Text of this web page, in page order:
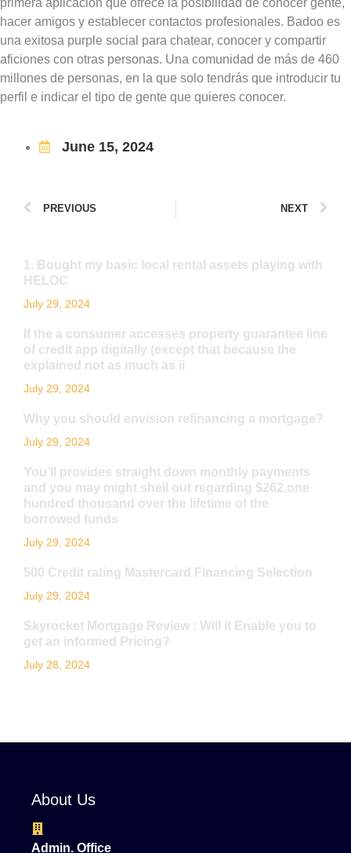
primera aplicación que ofrece la posibilidad de conocer gente,
hacer amigos y establecer contactos profesionales. Badoo es
una exitosa purple social para chatear, conocer y compartir
aficiones con otras personas. Una comunidad de más de 460
millones de personas, en la que solo tendrás que introducir tu
perfil e indicar el tipo de gente que quieres conocer.
June 15, 2024
PREVIOUS NEXT
1. Bought my basic local rental assets playing with
HELOC
July 29, 2024
If the a consumer accesses property guarantee line
of credit app digitally (except that because the
explained not as much as ii
July 29, 2024
Why you should envision refinancing a mortgage?
July 29, 2024
You’ll provides straight down monthly payments
and you may might shell out regarding $262,one
hundred thousand over the lifetime of the
borrowed funds
July 29, 2024
500 Credit rating Mastercard Financing Selection
July 29, 2024
Skyrocket Mortgage Review : Will it Enable you to
get an informed Pricing?
July 28, 2024
About Us
Admin. Office